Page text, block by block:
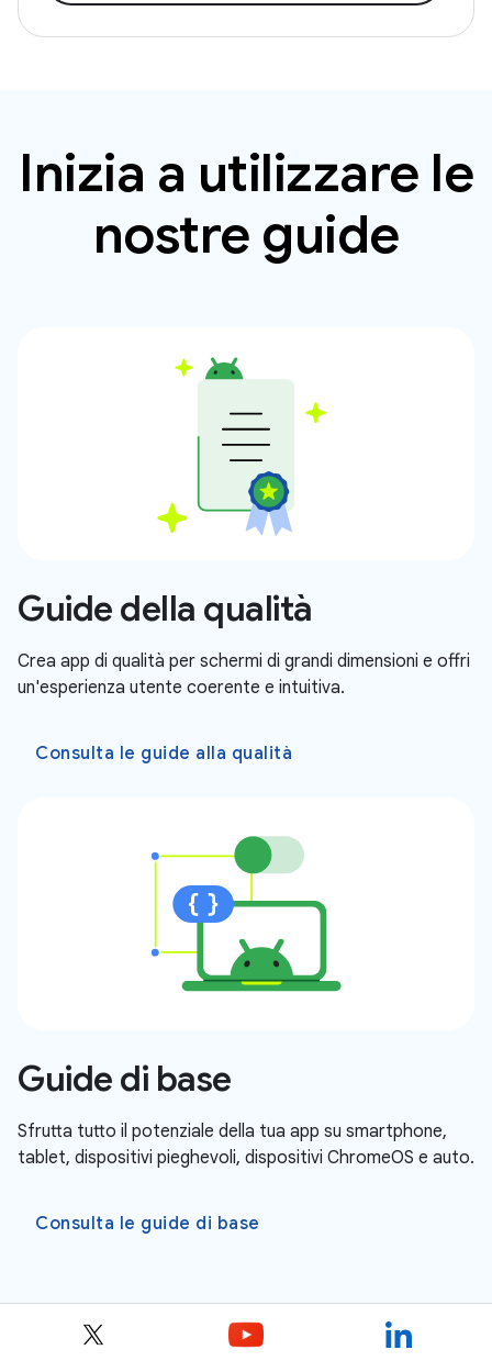
Inizia a utilizzare le
nostre guide
Guide della qualità
Crea app di qualità per schermi di grandi dimensioni e offri
un'esperienza utente coerente e intuitiva.
Consulta le guide alla qualità
Guide di base
Sfrutta tutto il potenziale della tua app su smartphone,
tablet, dispositivi pieghevoli, dispositivi ChromeOS e auto.
Consulta le guide di base